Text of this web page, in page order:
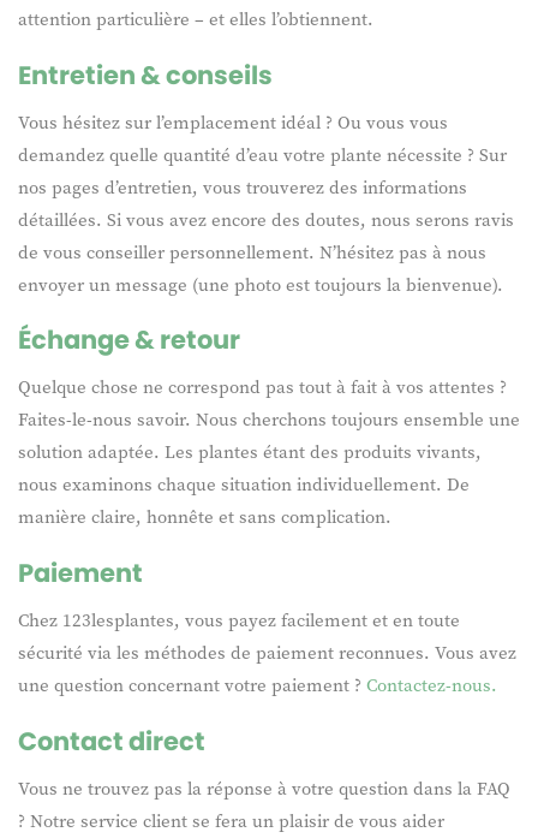
attention particulière – et elles l’obtiennent.
Entretien & conseils
Vous hésitez sur l’emplacement idéal ? Ou vous vous
demandez quelle quantité d’eau votre plante nécessite ? Sur
nos pages d’entretien, vous trouverez des informations
détaillées. Si vous avez encore des doutes, nous serons ravis
de vous conseiller personnellement. N’hésitez pas à nous
envoyer un message (une photo est toujours la bienvenue).
Échange & retour
Quelque chose ne correspond pas tout à fait à vos attentes ?
Faites-le-nous savoir. Nous cherchons toujours ensemble une
solution adaptée. Les plantes étant des produits vivants,
nous examinons chaque situation individuellement. De
manière claire, honnête et sans complication.
Paiement
Chez 123lesplantes, vous payez facilement et en toute
sécurité via les méthodes de paiement reconnues. Vous avez
une question concernant votre paiement ? Contactez-nous.
Contact direct
Vous ne trouvez pas la réponse à votre question dans la FAQ
? Notre service client se fera un plaisir de vous aider